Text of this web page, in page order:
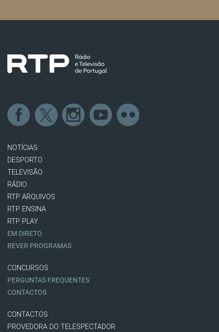
NOTÍCIAS
DESPORTO
TELEVISÃO
RÁDIO
RTP ARQUIVOS
RTP ENSINA
RTP PLAY
EM DIRETO
REVER PROGRAMAS
CONCURSOS
PERGUNTAS FREQUENTES
CONTACTOS
CONTACTOS
PROVEDORA DO TELESPECTADOR